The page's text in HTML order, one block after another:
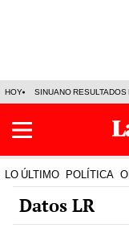
HOY SINUANO RESULTADOS
LO ÚLTIMO POLÍTICA
Datos LR